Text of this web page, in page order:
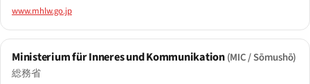
www.mhlw.go.jp
Ministerium für Inneres und Kommunikation(MIC / Sōmushō)
総務省